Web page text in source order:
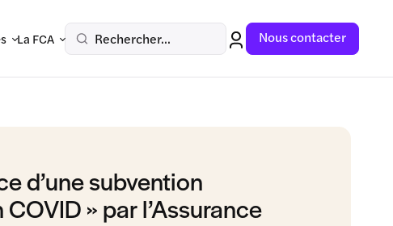
La FCA Rechercher... Nous contacter
d’une subvention
» par l’Assurance